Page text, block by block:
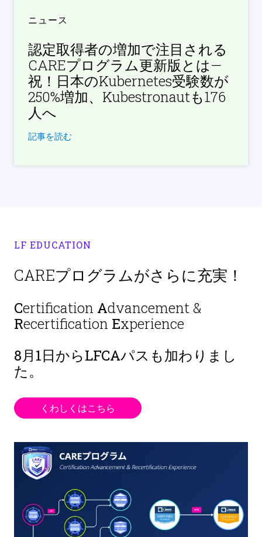
ニュース
認定取得者の増加で注目される
CAREプログラム更新版とは—
祝！日本のKubernetes受験数が
250%増加、Kubestronautも176
人へ
記事を読む
LF EDUCATION
CAREプログラムがさらに充実！
Certification Advancement &
Recertification Experience
8月1日からLFCAパスも加わりまし
た。
くわしくはこちら